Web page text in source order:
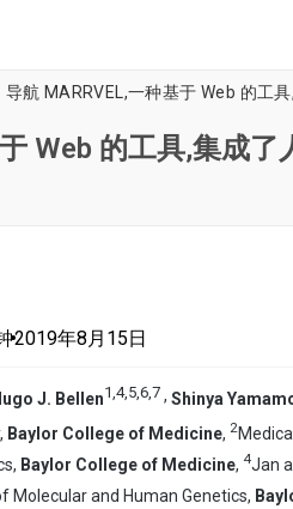
导航 MARRVEL,一种基于 Web 的工
Web 的工具,集成
•2019年8月15日
J. Bellen1,4,5,6,7 , Shinya
Baylor College of Medicine, 2
Baylor College of Medicine, 4Jan
Molecular and Human Genetics,